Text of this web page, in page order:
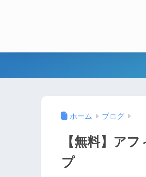
ホーム ブログ
【無料】ア
プ